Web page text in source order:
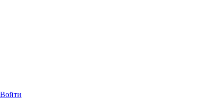
Войти